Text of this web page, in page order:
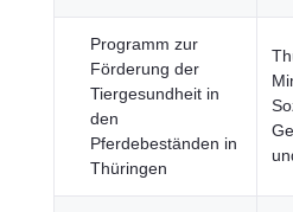
Programm zur
Förderung der
Tiergesundheit in
den
Pferdebeständen in
Thüringen